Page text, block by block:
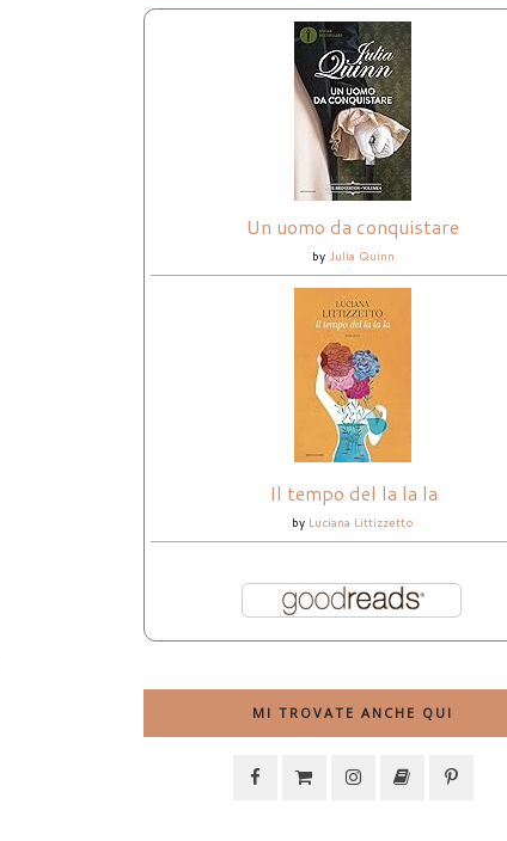
Un uomo da conquistare
by Julia Quinn
Il tempo del la la la
by Luciana Littizzetto
MI TROVATE ANCHE QUI